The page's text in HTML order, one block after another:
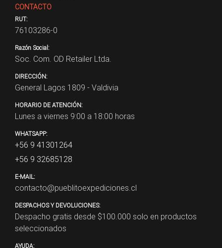
CONTACTO
RUT:
76103286-0
Razón Social:
Soc. Com. OD Retailer Ltda.
DIRECCIÓN:
General Lagos 1809 - Valdivia
HORARIO DE ATENCIÓN:
Lunes a viernes 9:00 a 18:00 horas
WHATSAPP:
+56 9 41301264
+56 9 32685128
E-MAIL:
contacto@pueblitoexpediciones.cl
DESPACHOS Y DEVOLUCIONES:
Despacho gratis desde $100.000 solo en productos
seleccionados
AYUDA: